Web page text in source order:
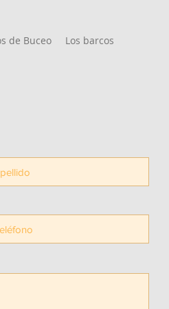
de Buceo Los barcos